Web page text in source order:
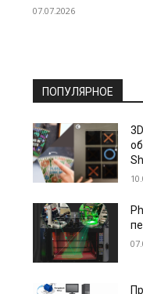
07.07.2026
ПОПУЛЯРНОЕ